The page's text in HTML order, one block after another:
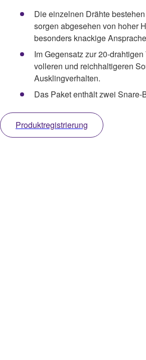
Die einzelnen Drähte
sorgen abgesehen von hoher
besonders knackige
Im Gegensatz zur 20-
volleren und reichhaltigeren
Ausklingverhalten.
Das Paket enthält zwei Snare-
Produktregistrierung